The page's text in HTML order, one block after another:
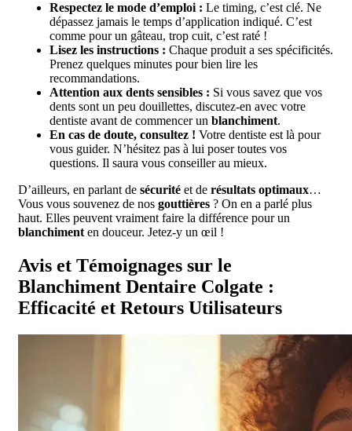
Respectez le mode d’emploi : Le timing, c’est clé. Ne
dépassez jamais le temps d’application indiqué. C’est
comme pour un gâteau, trop cuit, c’est raté !
Lisez les instructions : Chaque produit a ses spécificités.
Prenez quelques minutes pour bien lire les
recommandations.
Attention aux dents sensibles : Si vous savez que vos
dents sont un peu douillettes, discutez-en avec votre
dentiste avant de commencer un blanchiment.
En cas de doute, consultez ! Votre dentiste est là pour
vous guider. N’hésitez pas à lui poser toutes vos
questions. Il saura vous conseiller au mieux.
D’ailleurs, en parlant de sécurité et de résultats optimaux…
Vous vous souvenez de nos gouttières ? On en a parlé plus
haut. Elles peuvent vraiment faire la différence pour un
blanchiment en douceur. Jetez-y un œil !
Avis et Témoignages sur le
Blanchiment Dentaire Colgate :
Efficacité et Retours Utilisateurs